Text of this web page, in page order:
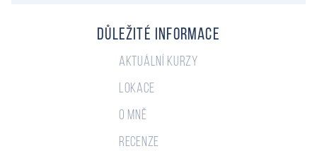
Důležité informace
Aktuální kurzy
Lokace
O mně
Recenze